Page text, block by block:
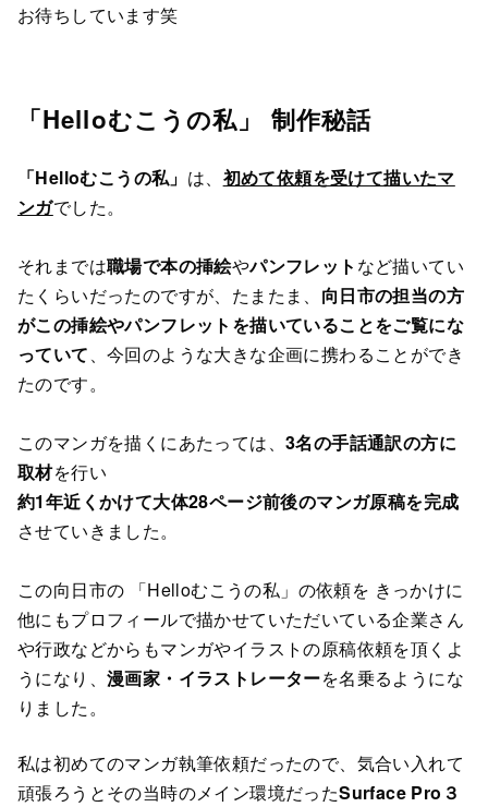
お待ちしています笑
「Helloむこうの私」 制作秘話
「Helloむこうの私」 は、 初めて依頼を受けて描いたマ
ンガでした。
それまでは職場で本の挿絵やパンフレット など描いてい
たくらいだったのですが、たまたま、 向日市の担当の方
がこの挿絵やパンフレットを描いていることをご覧にな
っていて、今回のような大きな企画に携わることができ
たのです。
このマンガを描くにあたっては、 3名の手話通訳の方に
取材を行い
約1年近くかけて大体28ページ前後のマンガ原稿を完成
させていきました。
この向日市の 「Helloむこうの私」の依頼を きっかけに
他にもプロフィールで描かせていただいている企業さん
や行政などからもマンガやイラストの原稿依頼を頂くよ
うになり、 漫画家・イラストレーターを名乗るようにな
りました。
私は初めてのマンガ執筆依頼だったので、気合い入れて
頑張ろうとその当時のメイン環境だったSurface Pro３